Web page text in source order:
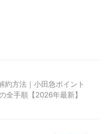
約方法｜小田急ポイント
全手順【2026年最新】